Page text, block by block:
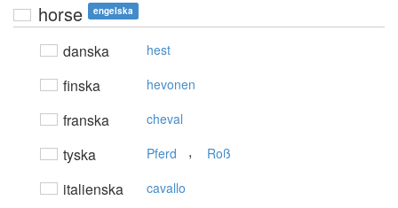
horse engelska
danska hest
finska hevonen
franska cheval
tyska Pferd , Roß
italienska cavallo